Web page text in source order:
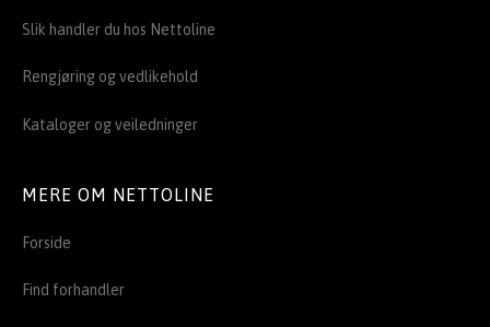
Slik handler du hos Nettoline
Rengjøring og vedlikehold
Kataloger og veiledninger
MERE OM NETTOLINE
Forside
Find forhandler